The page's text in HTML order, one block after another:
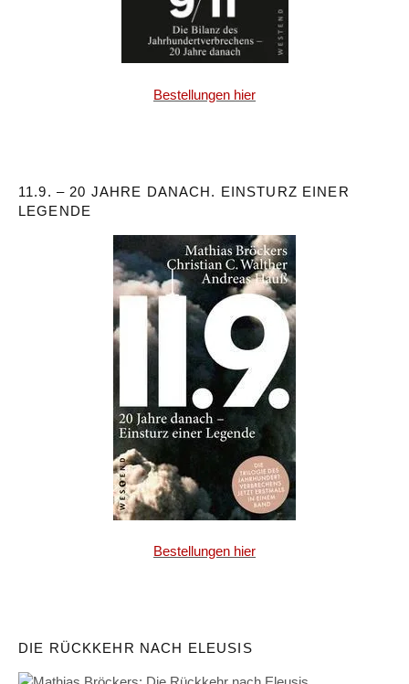
Bestellungen hier
11.9. – 20 JAHRE DANACH. EINSTURZ EINER
LEGENDE
Bestellungen hier
DIE RÜCKKEHR NACH ELEUSIS